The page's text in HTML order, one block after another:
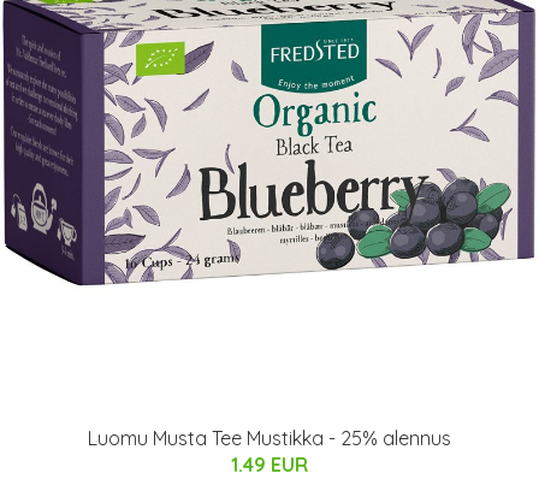
Luomu Musta Tee Mustikka - 25% alennus
1.49 EUR